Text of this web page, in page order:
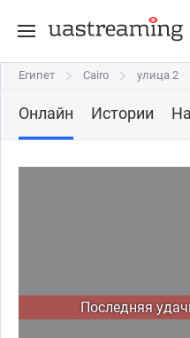
Египет Cairo улица 2
Египет Cairo улица 2
Онлайн Истории
Последняя